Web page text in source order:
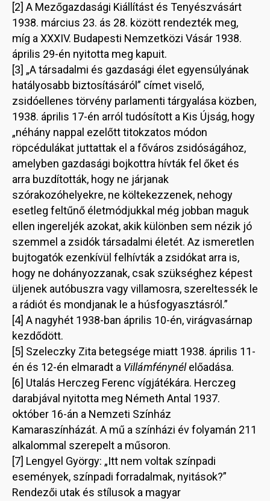
[2] A Mezőgazdasági Kiállítást és Tenyészvásárt
1938. március 23. ás 28. között rendezték meg,
míg a XXXIV. Budapesti Nemzetközi Vásár 1938.
április 29-én nyitotta meg kapuit.
[3] „A társadalmi és gazdasági élet egyensúlyának
hatályosabb biztosításáról” címet viselő,
zsidóellenes törvény parlamenti tárgyalása közben,
1938. április 17-én arról tudósított a Kis Újság, hogy
„néhány nappal ezelőtt titokzatos módon
röpcédulákat juttattak el a főváros zsidóságához,
amelyben gazdasági bojkottra hívták fel őket és
arra buzdították, hogy ne járjanak
szórakozóhelyekre, ne költekezzenek, nehogy
esetleg feltűnő életmódjukkal még jobban maguk
ellen ingereljék azokat, akik különben sem nézik jó
szemmel a zsidók társadalmi életét. Az ismeretlen
bujtogatók ezenkívül felhívták a zsidókat arra is,
hogy ne dohányozzanak, csak szükséghez képest
üljenek autóbuszra vagy villamosra, szereltessék le
a rádiót és mondjanak le a húsfogyasztásról.”
[4] A nagyhét 1938-ban április 10-én, virágvasárnap
kezdődött.
[5] Szeleczky Zita betegsége miatt 1938. április 11-
én és 12-én elmaradt a Villámfénynélelőadása.
[6] Utalás Herczeg Ferenc vígjátékára. Herczeg
darabjával nyitotta meg Németh Antal 1937.
október 16-án a Nemzeti Színház
Kamaraszínházát. A mű a színházi év folyamán 211
alkalommal szerepelt a műsoron.
[7] Lengyel György: „Itt nem voltak színpadi
események, színpadi forradalmak, nyitások?”
Rendezői utak és stílusok a magyar